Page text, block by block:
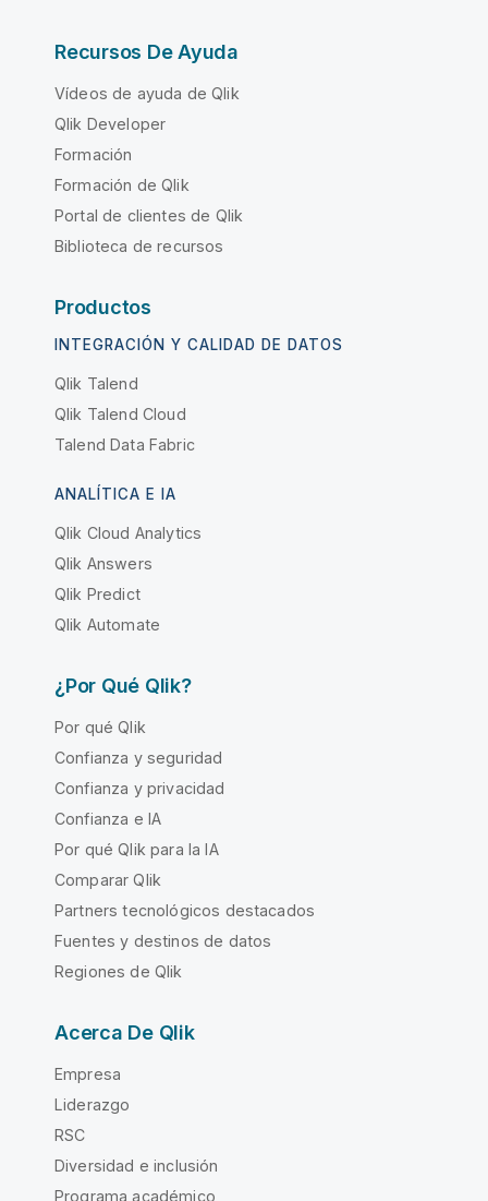
Recursos De Ayuda
Vídeos de ayuda de Qlik
Qlik Developer
Formación
Formación de Qlik
Portal de clientes de Qlik
Biblioteca de recursos
Productos
INTEGRACIÓN Y CALIDAD DE DATOS
Qlik Talend
Qlik Talend Cloud
Talend Data Fabric
ANALÍTICA E IA
Qlik Cloud Analytics
Qlik Answers
Qlik Predict
Qlik Automate
¿Por Qué Qlik?
Por qué Qlik
Confianza y seguridad
Confianza y privacidad
Confianza e IA
Por qué Qlik para la IA
Comparar Qlik
Partners tecnológicos destacados
Fuentes y destinos de datos
Regiones de Qlik
Acerca De Qlik
Empresa
Liderazgo
RSC
Diversidad e inclusión
Programa académico